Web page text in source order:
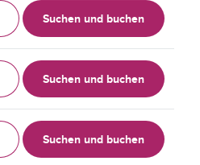
Suchen und buchen
Suchen und buchen
Suchen und buchen